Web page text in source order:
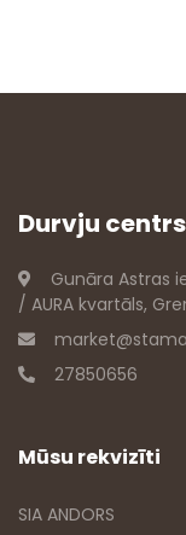
Durvju centrs
Gunāra Astras
/ AURA kvartāls,
27850656
Mūsu rekvizīti
SIA ANDORS